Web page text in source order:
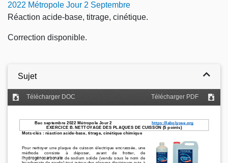
2022 Métropole Jour 2 Septembre
Réaction acide-base, titrage, cinétique.
Correction disponible.
Sujet